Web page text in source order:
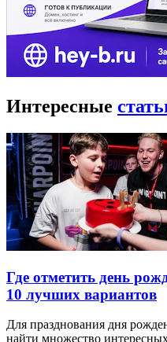
Интересные
Где отметить день
10 лучших вариантов
Для празднования дня
найти множество